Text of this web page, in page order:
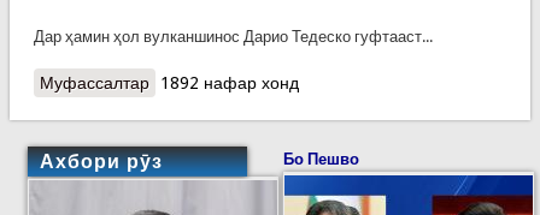
Дар ҳамин ҳол вулканшинос Дарио Тедеско гуфтааст...
Муфассалтаро Фаввораи оташфишони Нирагонго дар Конго
1892 нафар хонд
Ахбори рӯз Бо Пешво